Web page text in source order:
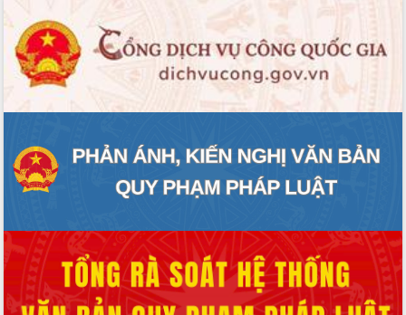
THÔNG TIN CHỈ ĐẠO ĐIỀU HÀNH
HỆ THỐNG VĂN BẢN
VĂN BẢN HĐND TỈNH
QUY HOẠCH - KẾ HOẠCH